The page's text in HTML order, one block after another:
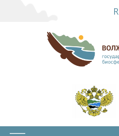
основному
содержанию